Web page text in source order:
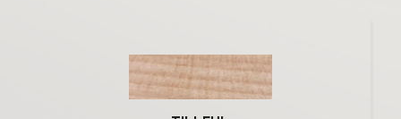
INSTAGRAM